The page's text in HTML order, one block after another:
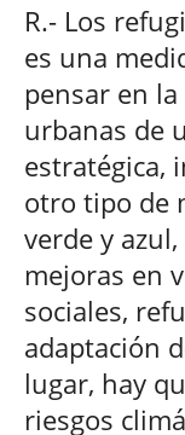
R.- Los
es una
pensar en
urbanas de
estratégica,
otro tipo de
verde y
mejoras en
sociales,
adaptación
lugar, hay
riesgos